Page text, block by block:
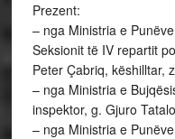
Prezent:
– nga Ministria e
Seksionit të IV repartit
Peter Çabriq, këshilltar,
– nga Ministria e
inspektor, g. Gjuro
– nga Ministria e